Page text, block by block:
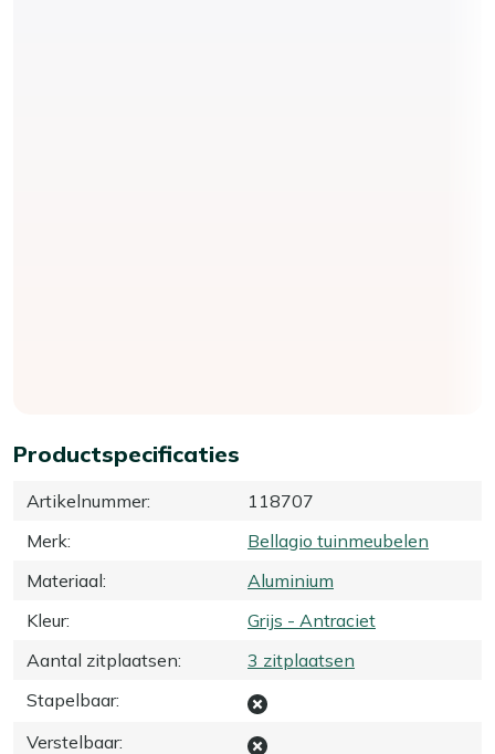
Productspecificaties
Artikelnummer:
118707
Merk:
Bellagio tuinmeubelen
Materiaal:
Aluminium
Kleur:
Grijs - Antraciet
Aantal zitplaatsen:
3 zitplaatsen
Stapelbaar:
Verstelbaar: